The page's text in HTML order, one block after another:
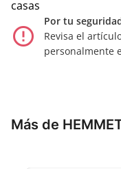
casas
error_outline
Por tu
Revisa el
personalmente
Más de